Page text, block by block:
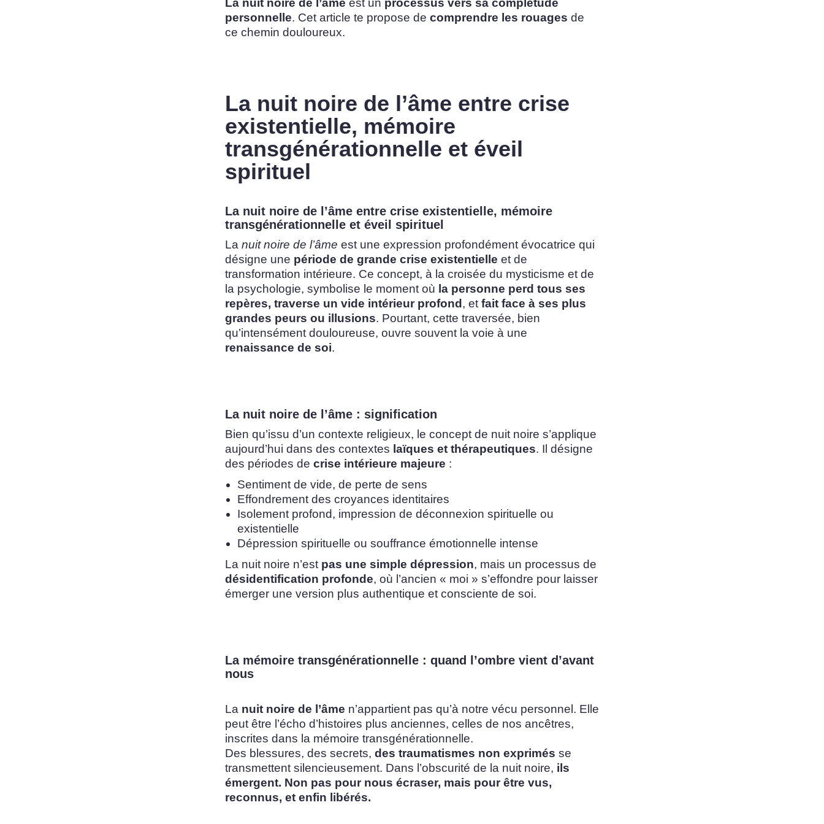
La nuit noire de l’âme est un processus vers sa complétude
personnelle. Cet article te propose de comprendre les rouages de
ce chemin douloureux.
La nuit noire de l’âme entre crise
existentielle, mémoire
transgénérationnelle et éveil
spirituel
La nuit noire de l’âme entre crise existentielle, mémoire
transgénérationnelle et éveil spirituel
La nuit noire de l’âme est une expression profondément évocatrice qui
désigne une période de grande crise existentielle et de
transformation intérieure. Ce concept, à la croisée du mysticisme et de
la psychologie, symbolise le moment où la personne perd tous ses
repères, traverse un vide intérieur profond , et fait face à ses plus
grandes peurs ou illusions. Pourtant, cette traversée, bien
qu’intensément douloureuse, ouvre souvent la voie à une
renaissance de soi.
La nuit noire de l’âme : signification
Bien qu’issu d’un contexte religieux, le concept de nuit noire s’applique
aujourd’hui dans des contextes laïques et thérapeutiques. Il désigne
des périodes de crise intérieure majeure :
Sentiment de vide, de perte de sens
Effondrement des croyances identitaires
Isolement profond, impression de déconnexion spirituelle ou
existentielle
Dépression spirituelle ou souffrance émotionnelle intense
La nuit noire n’est pas une simple dépression, mais un processus de
désidentification profonde, où l’ancien « moi » s’effondre pour laisser
émerger une version plus authentique et consciente de soi.
La mémoire transgénérationnelle : quand l’ombre vient d’avant
nous
La nuit noire de l’âme n’appartient pas qu’à notre vécu personnel. Elle
peut être l’écho d’histoires plus anciennes, celles de nos ancêtres,
inscrites dans la mémoire transgénérationnelle.
Des blessures, des secrets, des traumatismes non exprimés se
transmettent silencieusement. Dans l’obscurité de la nuit noire, ils
émergent. Non pas pour nous écraser, mais pour être vus,
reconnus, et enfin libérés.